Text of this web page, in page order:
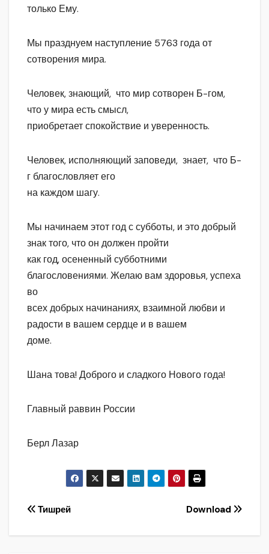
только Ему.
Мы празднуем наступление 5763 года от
сотворения мира.
Человек, знающий, что мир сотворен Б-гом,
что у мира есть смысл,
приобретает спокойствие и уверенность.
Человек, исполняющий заповеди, знает, что Б-
г благословляет его
на каждом шагу.
Мы начинаем этот год с субботы, и это добрый
знак того, что он должен пройти
как год, осененный субботними
благословениями. Желаю вам здоровья, успеха
во
всех добрых начинаниях, взаимной любви и
радости в вашем сердце и в вашем
доме.
Шана това! Доброго и сладкого Нового года!
Главный раввин России
Берл Лазар
Навигация
по
Download
Тишрей